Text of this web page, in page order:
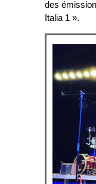
des
Italia 1 ».